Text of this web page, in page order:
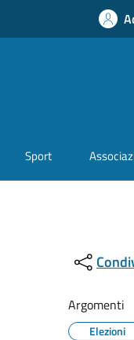
Sport
Argomenti
Elezioni